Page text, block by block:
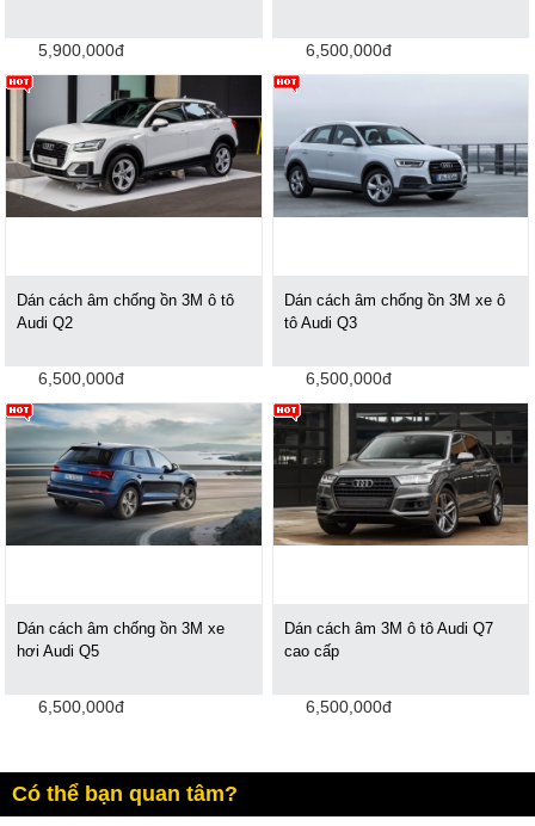
5,900,000đ 6,500,000đ
Dán cách âm chống ồn 3M ô tô
Audi Q2
6,500,000đ
Dán cách âm chống ồn 3M xe ô
tô Audi Q3
6,500,000đ
Dán cách âm chống ồn 3M xe
hơi Audi Q5
6,500,000đ
Dán cách âm 3M ô tô Audi Q7
cao cấp
6,500,000đ
Có thể bạn quan tâm?